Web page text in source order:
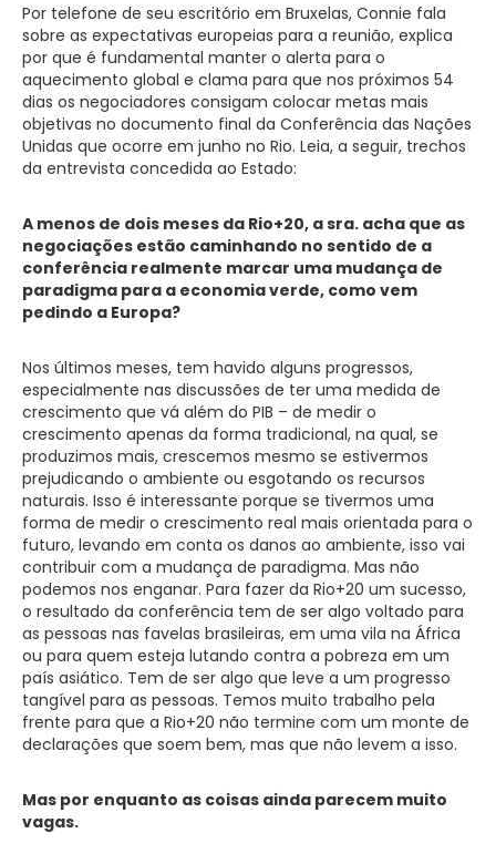
Por telefone de seu escritório em Bruxelas, Connie fala
sobre as expectativas europeias para a reunião, explica
por que é fundamental manter o alerta para o
aquecimento global e clama para que nos próximos 54
dias os negociadores consigam colocar metas mais
objetivas no documento final da Conferência das Nações
Unidas que ocorre em junho no Rio. Leia, a seguir, trechos
da entrevista concedida ao Estado:
A menos de dois meses da Rio+20, a sra. acha que as
negociações estão caminhando no sentido de a
conferência realmente marcar uma mudança de
paradigma para a economia verde, como vem
pedindo a Europa?
Nos últimos meses, tem havido alguns progressos,
especialmente nas discussões de ter uma medida de
crescimento que vá além do PIB – de medir o
crescimento apenas da forma tradicional, na qual, se
produzimos mais, crescemos mesmo se estivermos
prejudicando o ambiente ou esgotando os recursos
naturais. Isso é interessante porque se tivermos uma
forma de medir o crescimento real mais orientada para o
futuro, levando em conta os danos ao ambiente, isso vai
contribuir com a mudança de paradigma. Mas não
podemos nos enganar. Para fazer da Rio+20 um sucesso,
o resultado da conferência tem de ser algo voltado para
as pessoas nas favelas brasileiras, em uma vila na África
ou para quem esteja lutando contra a pobreza em um
país asiático. Tem de ser algo que leve a um progresso
tangível para as pessoas. Temos muito trabalho pela
frente para que a Rio+20 não termine com um monte de
declarações que soem bem, mas que não levem a isso.
Mas por enquanto as coisas ainda parecem muito
vagas.